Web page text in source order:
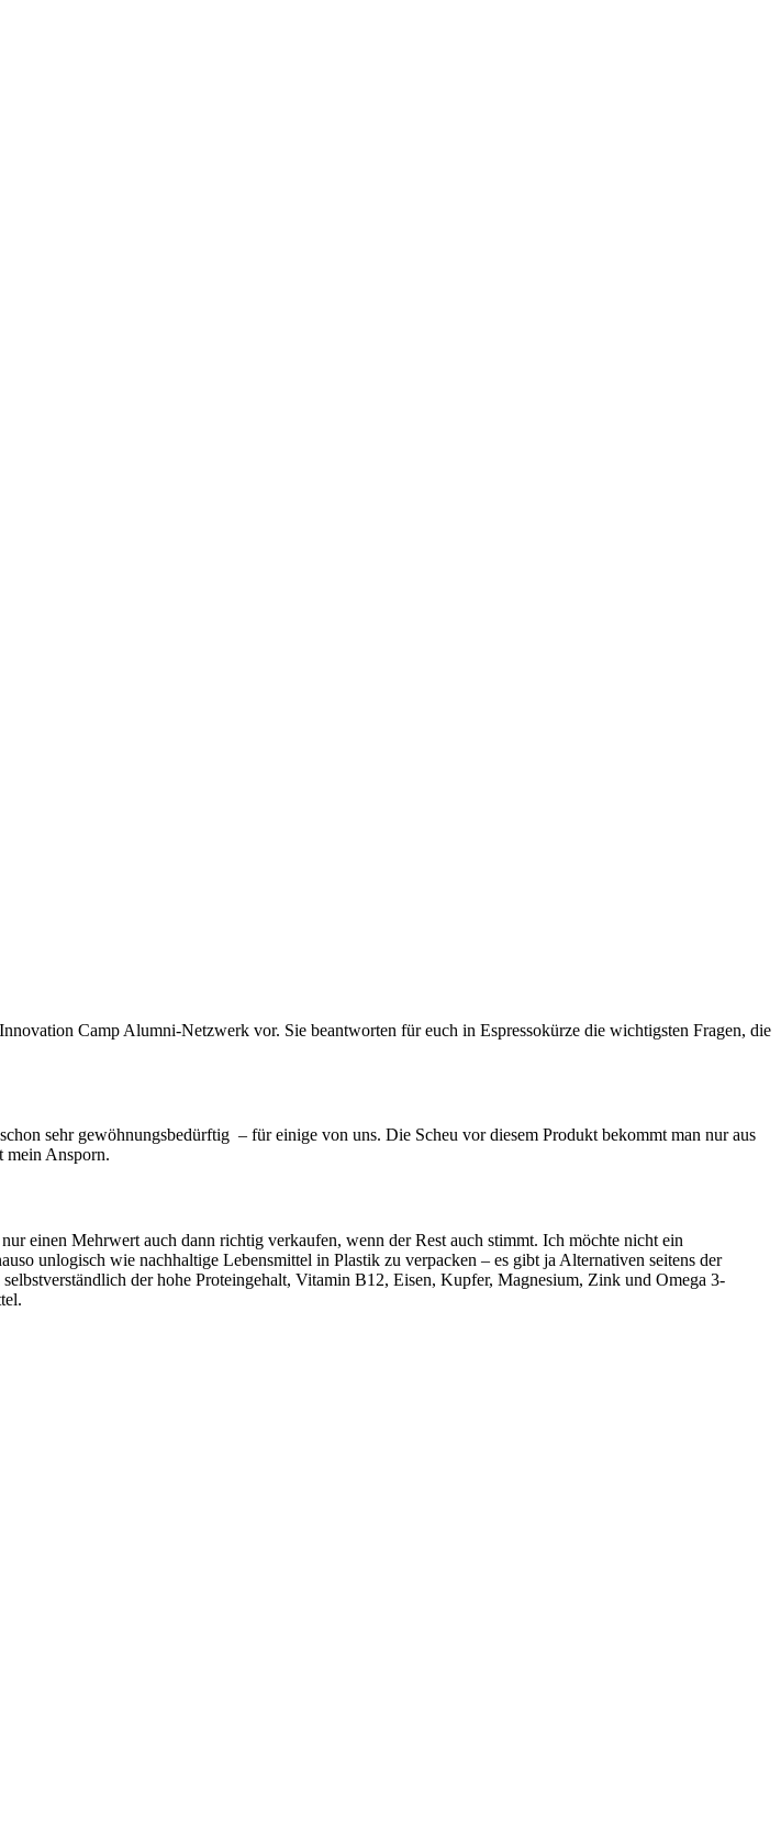
Camp Alumni-Netzwerk vor. Sie beantworten für euch in Espressokürze die wichtigsten Fragen, die
sehr gewöhnungsbedürftig – für einige von uns. Die Scheu vor diesem Produkt bekommt man nur aus
mein Ansporn.
einen Mehrwert auch dann richtig verkaufen, wenn der Rest auch stimmt. Ich möchte nicht ein
unlogisch wie nachhaltige Lebensmittel in Plastik zu verpacken – es gibt ja Alternativen seitens der
der hohe Proteingehalt, Vitamin B12, Eisen, Kupfer, Magnesium, Zink und Omega 3-